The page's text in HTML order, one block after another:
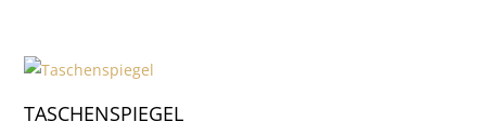
TASCHENSPIEGEL